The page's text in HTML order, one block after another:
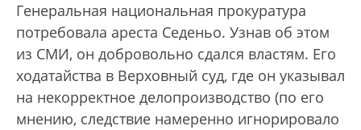
Генеральная национальная прокуратура
потребовала ареста Седеньо. Узнав об этом
из СМИ, он добровольно сдался властям. Его
ходатайства в Верховный суд, где он указывал
на некорректное делопроизводство (по его
мнению, следствие намеренно игнорировало